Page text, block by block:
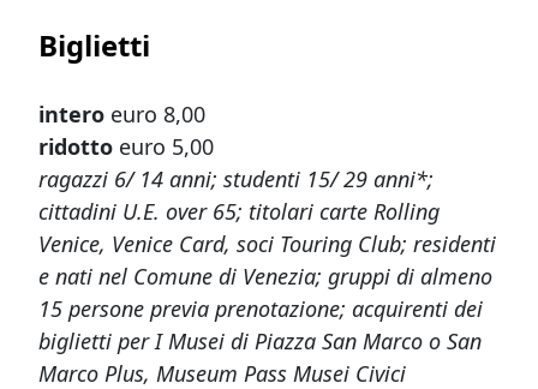
Biglietti
intero euro 8,00
ridotto euro 5,00
ragazzi 6/ 14 anni; studenti 15/ 29 anni*;
cittadini U.E. over 65; titolari carte Rolling
Venice, Venice Card, soci Touring Club; residenti
e nati nel Comune di Venezia; gruppi di almeno
15 persone previa prenotazione; acquirenti dei
biglietti per I Musei di Piazza San Marco o San
Marco Plus, Museum Pass Musei Civici